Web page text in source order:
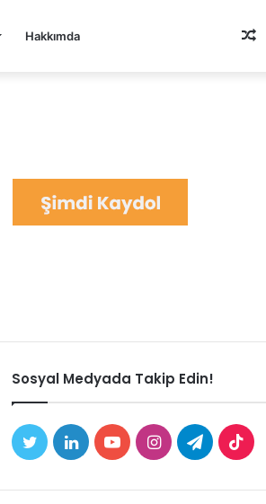
Hakkımda
Sosyal Medyada Takip Edin!
TwitterLinkedInYouTubeInstagram
Telegram